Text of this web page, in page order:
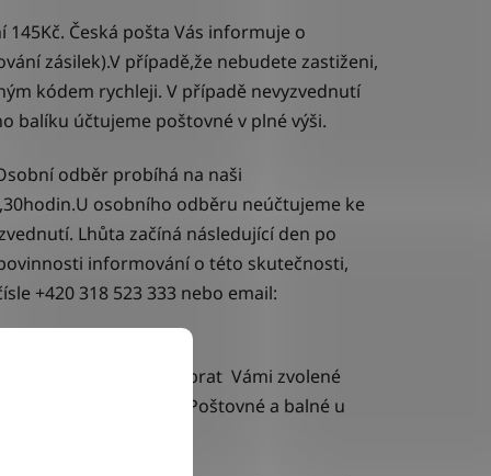
Česká pošta Vás informuje o
zásilek).V případě,že nebudete zastiženi,
kódem rychleji. V případě nevyzvednutí
balíku účtujeme poštovné v plné výši.
odběr probíhá na naši
osobního odběru neúčtujeme ke
Lhůta začíná následující den po
informování o této skutečnosti,
+420 318 523 333 nebo email:
výdejní místo -
lze vybrat Vámi zvolené
- více na ppl.cz. Poštovné a balné u